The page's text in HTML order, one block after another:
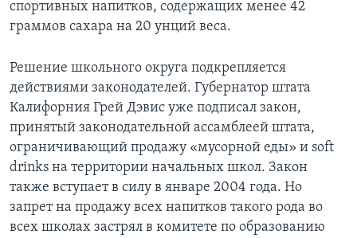
спортивных напитков, содержащих менее 42
граммов сахара на 20 унций веса.
Решение школьного округа подкрепляется
действиями законодателей. Губернатор штата
Калифорния Грей Дэвис уже подписал закон,
принятый законодательной ассамблеей штата,
ограничивающий продажу «мусорной еды» и soft
drinks на территории начальных школ. Закон
также вступает в силу в январе 2004 года. Но
запрет на продажу всех напитков такого рода во
всех школах застрял в комитете по образованию